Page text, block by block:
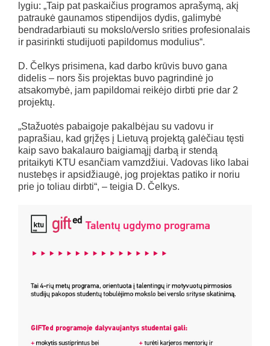
lygiu: „Taip pat paskaičius programos aprašymą, akį
patraukė gaunamos stipendijos dydis, galimybė
bendradarbiauti su mokslo/verslo srities profesionalais
ir pasirinkti studijuoti papildomus modulius“.
D. Čelkys prisimena, kad darbo krūvis buvo gana
didelis – nors šis projektas buvo pagrindinė jo
atsakomybė, jam papildomai reikėjo dirbti prie dar 2
projektų.
„Stažuotės pabaigoje pakalbėjau su vadovu ir
paprašiau, kad grįžęs į Lietuvą projektą galėčiau tęsti
kaip savo bakalauro baigiamąjį darbą ir stendą
pritaikyti KTU esančiam vamzdžiui. Vadovas liko labai
nustebęs ir apsidžiaugė, jog projektas patiko ir noriu
prie jo toliau dirbti“, – teigia D. Čelkys.